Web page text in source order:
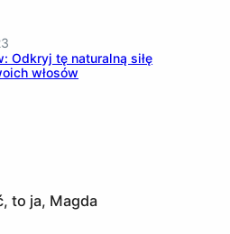
Odkryj tę naturalną siłę
włosów
to ja, Magda